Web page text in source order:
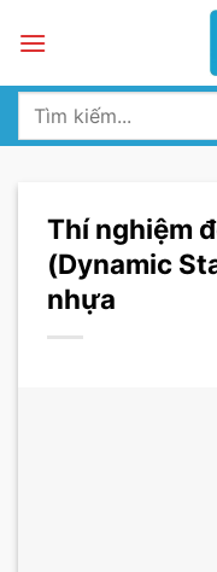
Tìm
Thí nghiệm
(Dynamic
nhựa